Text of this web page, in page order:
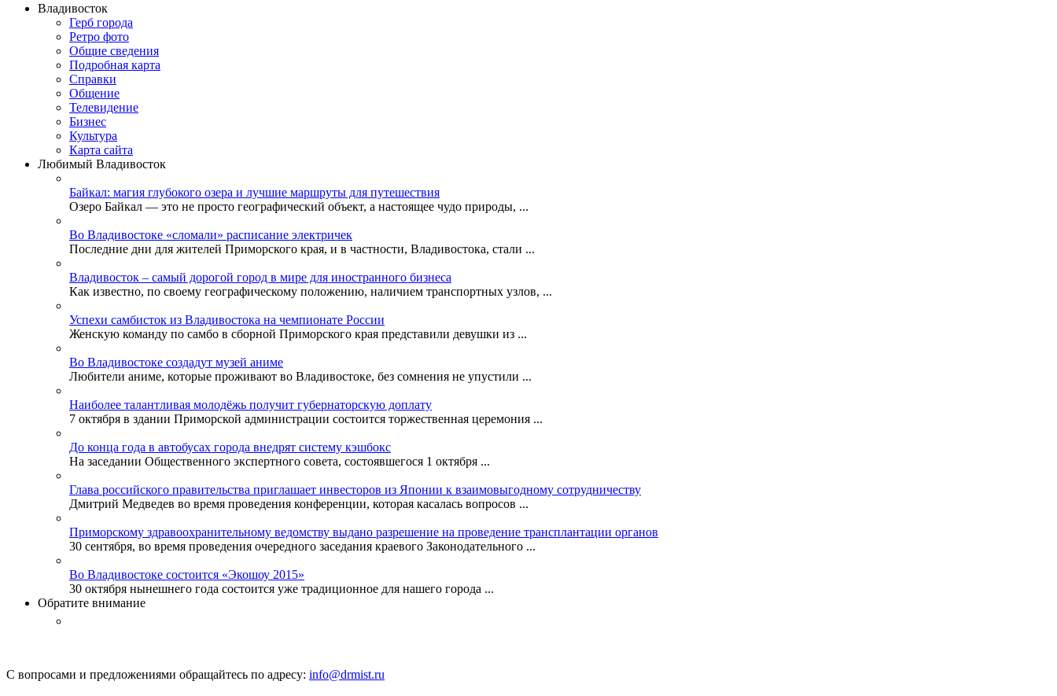
Владивосток
Герб города
Ретро фото
Общие сведения
Подробная карта
Справки
Общение
Телевидение
Бизнеc
Культура
Карта сайта
Любимый Владивосток
Байкал: магия глубокого озера и лучшие маршруты для путешествия
Озеро Байкал — это не просто географический объект, а настоящее чудо природы, ...
Во Владивостоке «сломали» расписание электричек
Последние дни для жителей Приморского края, и в частности, Владивостока, стали ...
Владивосток – самый дорогой город в мире для иностранного бизнеса
Как известно, по своему географическому положению, наличием транспортных узлов, ...
Успехи самбисток из Владивостока на чемпионате России
Женскую команду по самбо в сборной Приморского края представили девушки из ...
Во Владивостоке создадут музей аниме
Любители аниме, которые проживают во Владивостоке, без сомнения не упустили ...
Наиболее талантливая молодёжь получит губернаторскую доплату
7 октября в здании Приморской администрации состоится торжественная церемония ...
До конца года в автобусах города внедрят систему кэшбокс
На заседании Общественного экспертного совета, состоявшегося 1 октября ...
Глава российского правительства приглашает инвесторов из Японии к взаимовыгодному сотрудничеству
Дмитрий Медведев во время проведения конференции, которая касалась вопросов ...
Приморскому здравоохранительному ведомству выдано разрешение на проведение трансплантации органов
30 сентября, во время проведения очередного заседания краевого Законодательного ...
Во Владивостоке состоится «Экошоу 2015»
30 октября нынешнего года состоится уже традиционное для нашего города ...
Обратите внимание
С вопросами и предложениями обращайтесь по адресу: info@drmist.ru